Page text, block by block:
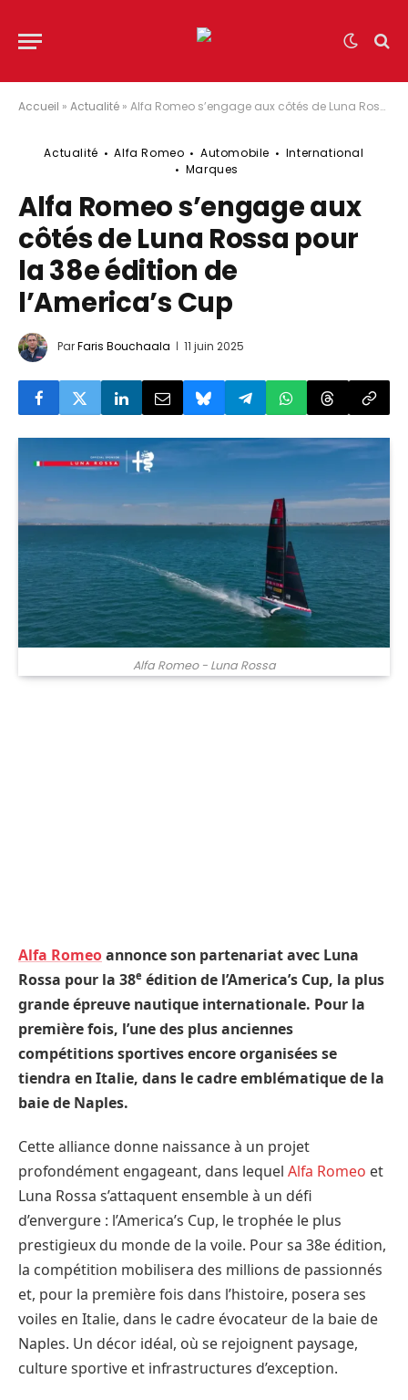
Accueil » Actualité » Alfa Romeo s’engage aux côtés de Luna Rossa pour la 38e édition de l’America’s Cup
Actualité Alfa Romeo Automobile
International
Marques
Alfa Romeo s’engage aux
côtés de Luna Rossa pour
la 38e édition de
l’America’s Cup
ParFaris Bouchaala 11 juin 2025
Alfa Romeo - Luna Rossa
Alfa Romeoannonce son partenariat avec Luna
Rossa pour la 38e édition de l’America’s Cup, la plus
grande épreuve nautique internationale. Pour la
première fois, l’une des plus anciennes
compétitions sportives encore organisées se
tiendra en Italie, dans le cadre emblématique de la
baie de Naples.
Cette alliance donne naissance à un projet
profondément engageant, dans lequel Alfa Romeo et
Luna Rossa s’attaquent ensemble à un défi
d’envergure : l’America’s Cup, le trophée le plus
prestigieux du monde de la voile. Pour sa 38e édition,
la compétition mobilisera des millions de passionnés
et, pour la première fois dans l’histoire, posera ses
voiles en Italie, dans le cadre évocateur de la baie de
Naples. Un décor idéal, où se rejoignent paysage,
culture sportive et infrastructures d’exception.